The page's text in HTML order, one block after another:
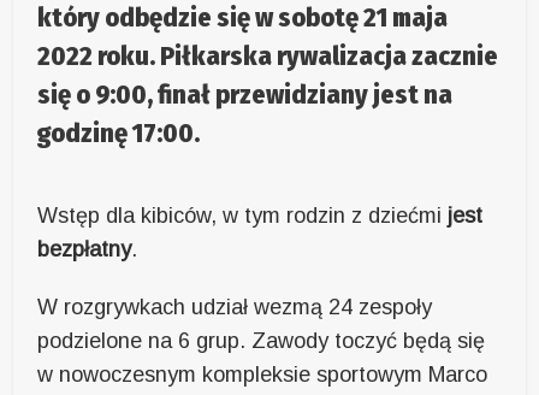
który odbędzie się w sobotę 21 maja
2022 roku. Piłkarska rywalizacja zacznie
się o 9:00, finał przewidziany jest na
godzinę 17:00.
Wstęp dla kibiców, w tym rodzin z dziećmi jest
bezpłatny.
W rozgrywkach udział wezmą 24 zespoły
podzielone na 6 grup. Zawody toczyć będą się
w nowoczesnym kompleksie sportowym Marco